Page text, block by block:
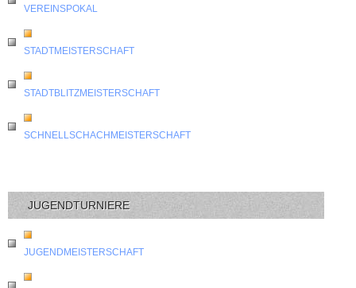
VEREINSPOKAL
STADTMEISTERSCHAFT
STADTBLITZMEISTERSCHAFT
SCHNELLSCHACHMEISTERSCHAFT
JUGENDTURNIERE
JUGENDMEISTERSCHAFT